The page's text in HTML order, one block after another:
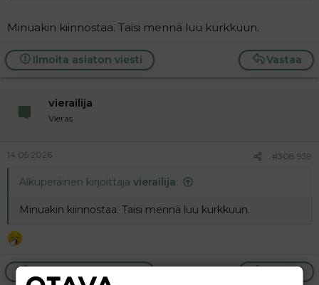
Minuakin kiinnostaa. Taisi mennä luu kurkkuun.
Vastaa
Ilmoita asiaton viesti
vierailija
Vieras
14.05.2026 #308 939
Alkuperäinen kirjoittaja vierailija:
Minuakin kiinnostaa. Taisi mennä luu kurkkuun.
Vastaa